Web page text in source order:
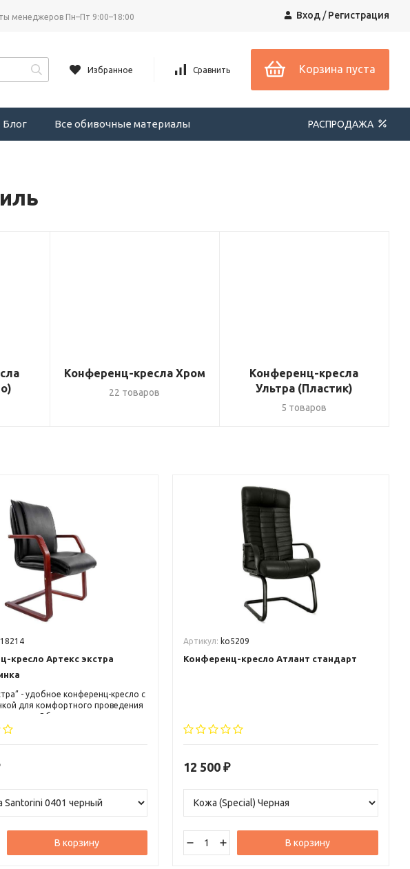
менеджеров Пн–Пт 9:00–18:00 Вход/Регистрация
Избранное Сравнить Корзина пуста
Блог Все обивочные материалы РАСПРОДАЖА
Конференц-кресла Хром
22 товаров
Конференц-кресла
Ультра (Пластик)
5 товаров
кресло Артекс экстра
- удобное конференц-кресло с
для комфортного проведения
встреч. Обивка из качественных
стильный дизайн и эргономичная
В корзину
Артикул: ko5209
Конференц-кресло Атлант стандарт
12 500₽
В корзину